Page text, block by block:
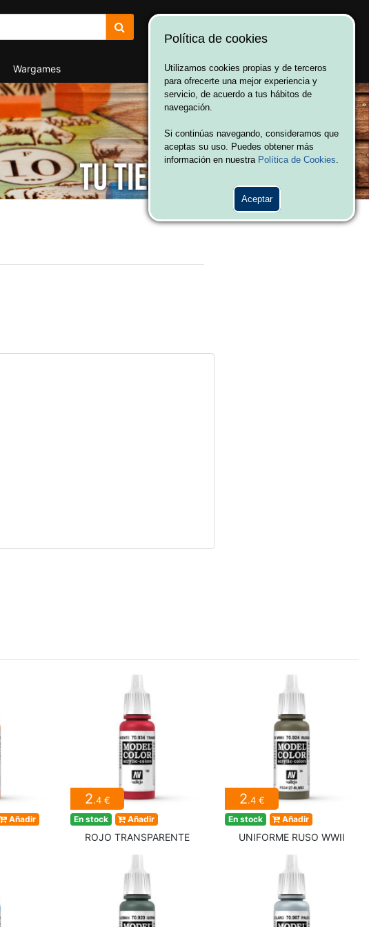
¡Bienvenido a Vulcania!
Hola. Inicia sesión
Wargames
Añadir
2.4 €
En stock Añadir
ROJO TRANSPARENTE
2.4 €
En stock Añadir
UNIFORME RUSO WWII
Política de cookies
Utilizamos cookies propias y de terceros
para ofrecerte una mejor experiencia y
servicio, de acuerdo a tus hábitos de
navegación.
Si continúas navegando, consideramos que
aceptas su uso. Puedes obtener más
información en nuestra Política de Cookies.
Aceptar